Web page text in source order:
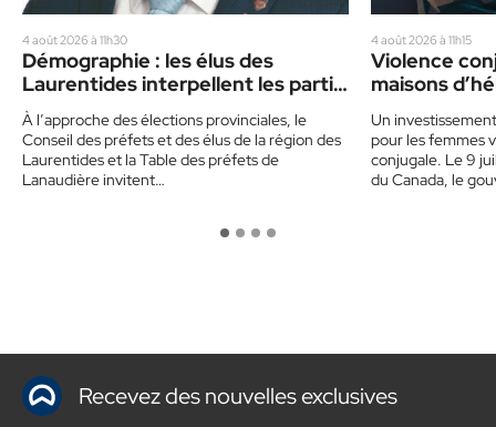
4 août 2026 à 11h30
Démographie : les élus des
Laurentides interpellent les partis
politiques
À l’approche des élections provinciales, le
Conseil des préfets et des élus de la région des
Laurentides et la Table des préfets de
Lanaudière invitent…
4 août 2026 à 11h15
Violence
maisons
Un
pour les femmes
conjugale. Le 9
du Canada, le
Recevez des nouvelles exclusives